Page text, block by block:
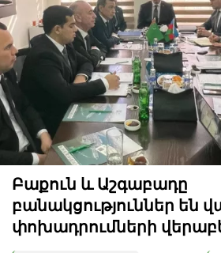
Բաքուն և Աշգաբադը
բանակցություններ են
փոխադրումների